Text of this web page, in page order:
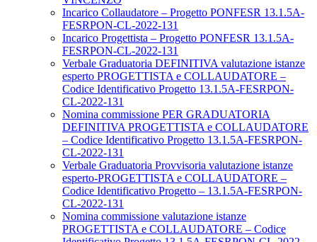
Incarico Collaudatore – Progetto PONFESR 13.1.5A-
FESRPON-CL-2022-131
Incarico Progettista – Progetto PONFESR 13.1.5A-
FESRPON-CL-2022-131
Verbale Graduatoria DEFINITIVA valutazione istanze
esperto PROGETTISTA e COLLAUDATORE –
Codice Identificativo Progetto 13.1.5A-FESRPON-
CL-2022-131
Nomina commissione PER GRADUATORIA
DEFINITIVA PROGETTISTA e COLLAUDATORE
– Codice Identificativo Progetto 13.1.5A-FESRPON-
CL-2022-131
Verbale Graduatoria Provvisoria valutazione istanze
esperto-PROGETTISTA e COLLAUDATORE –
Codice Identificativo Progetto – 13.1.5A-FESRPON-
CL-2022-131
Nomina commissione valutazione istanze
PROGETTISTA e COLLAUDATORE – Codice